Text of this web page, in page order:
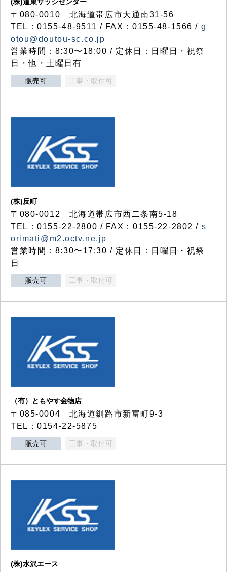
〒080-0010 北海道帯広市大通南31-56
TEL：0155-48-9511 / FAX：0155-48-1566 / g
otou@doutou-sc.co.jp
営業時間：8:30〜18:00 / 定休日：日曜日・祝祭
日・他・土曜日有
販売可 工事・取付可
(株)反町
〒080-0012 北海道帯広市西二条南5-18
TEL：0155-22-2800 / FAX：0155-22-2802 / s
orimati@m2.octv.ne.jp
営業時間：8:30〜17:30 / 定休日：日曜日・祝祭
日
販売可 工事・取付可
（有）ともやす金物店
〒085-0004 北海道釧路市新富町9-3
TEL：0154-22-5875
販売可 工事・取付可
(株)水沢エース